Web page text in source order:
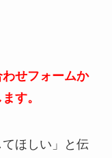
せフォームか
す。
てほしい」と伝